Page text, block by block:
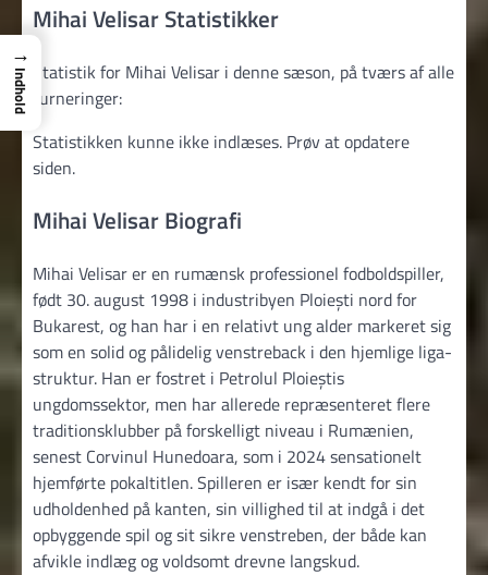
Mihai Velisar Statistikker
Statistik for Mihai Velisar i denne sæson, på tværs af alle
turneringer:
Statistikken kunne ikke indlæses. Prøv at opdatere
siden.
Mihai Velisar Biografi
Mihai Velisar er en rumænsk professionel fodboldspiller,
født 30. august 1998 i industribyen Ploiești nord for
Bukarest, og han har i en relativt ung alder markeret sig
som en solid og pålidelig venstreback i den hjemlige liga-
struktur. Han er fostret i Petrolul Ploieștis
ungdomssektor, men har allerede repræsenteret flere
traditionsklubber på forskelligt niveau i Rumænien,
senest Corvinul Hunedoara, som i 2024 sensationelt
hjemførte pokaltitlen. Spilleren er især kendt for sin
udholdenhed på kanten, sin villighed til at indgå i det
opbyggende spil og sit sikre venstreben, der både kan
afvikle indlæg og voldsomt drevne langskud.
→
Indhold